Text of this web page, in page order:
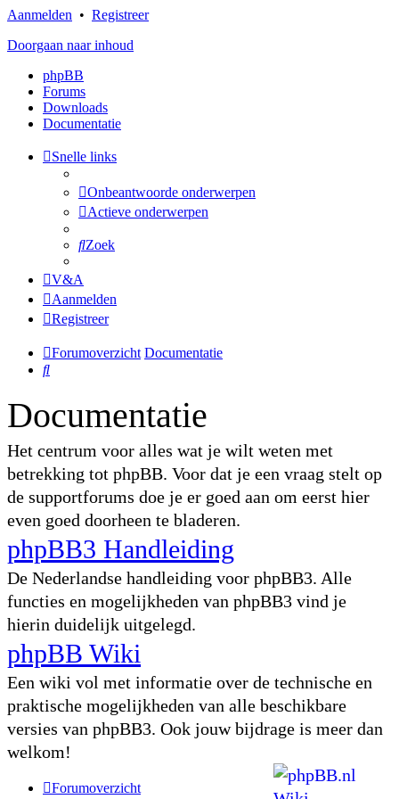
Aanmelden • Registreer
Doorgaan naar inhoud
phpBB
Forums
Downloads
Documentatie
Snelle links
Onbeantwoorde onderwerpen
Actieve onderwerpen
Zoek
V&A
Aanmelden
Registreer
Forumoverzicht Documentatie
Zoek
Documentatie
Het centrum voor alles wat je wilt weten met
betrekking tot phpBB. Voor dat je een vraag stelt op
de supportforums doe je er goed aan om eerst hier
even goed doorheen te bladeren.
phpBB3 Handleiding
De Nederlandse handleiding voor phpBB3. Alle
functies en mogelijkheden van phpBB3 vind je
hierin duidelijk uitgelegd.
phpBB Wiki
Een wiki vol met informatie over de technische en
praktische mogelijkheden van alle beschikbare
versies van phpBB3. Ook jouw bijdrage is meer dan
welkom!
Forumoverzicht